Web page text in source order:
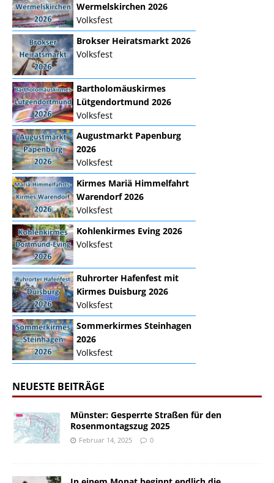
Wermelskirchen 2026
Volksfest
Brokser Heiratsmarkt 2026
Volksfest
Bartholomäuskirmes
Lütgendortmund 2026
Volksfest
Augustmarkt Papenburg
2026
Volksfest
Kirmes Mariä Himmelfahrt
Warendorf 2026
Volksfest
Kohlenkirmes Eving 2026
Volksfest
Ruhrorter Hafenfest mit
Kirmes Duisburg 2026
Volksfest
Sommerkirmes Steinhagen
2026
Volksfest
NEUESTE BEITRÄGE
Münster: Gesperrte Straßen für den
Rosenmontagszug 2025
Februar 14, 2025 0